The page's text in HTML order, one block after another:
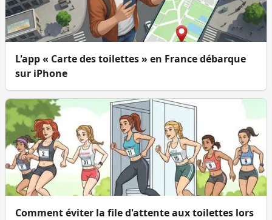
L'app « Carte des toilettes » en France débarque
sur iPhone
Comment éviter la file d'attente aux toilettes lors